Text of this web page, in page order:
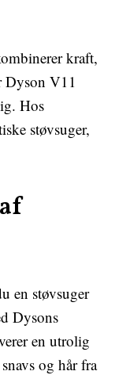
kraft,
Dyson V11
Hos
støvsuger,
en støvsuger
Dysons
en utrolig
og hår fra